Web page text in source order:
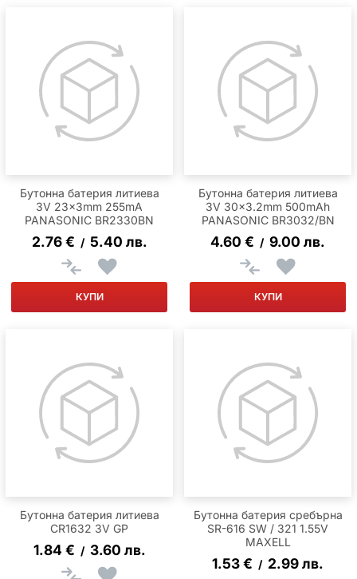
Бутонна батерия литиева
3V 23x3mm 255mA
PANASONIC BR2330BN
2.76 € / 5.40 лв.
КУПИ
Бутонна батерия литиева
3V 30x3.2mm 500mAh
PANASONIC BR3032/BN
4.60 € / 9.00 лв.
КУПИ
Бутонна батерия литиева
CR1632 3V GP
1.84 € / 3.60 лв.
Бутонна батерия сребърна
SR-616 SW / 321 1.55V
MAXELL
1.53€ / 2.99лв.